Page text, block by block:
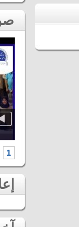
1